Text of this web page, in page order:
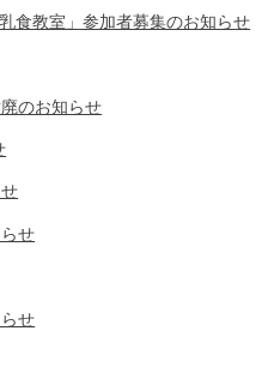
食教室」参加者募集のお知らせ
のお知らせ
せ
せ